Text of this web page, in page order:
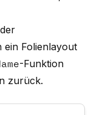
ein Folienlayout
-Funktion
zurück.